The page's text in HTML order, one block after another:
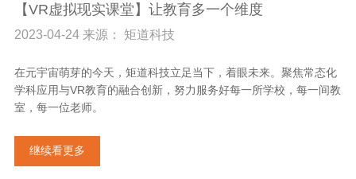
【VR虚拟现实课堂】让教育多一个维度
2023-04-24 来源： 矩道科技
在元宇宙萌芽的今天，矩道科技立足当下，着眼未来。聚焦常态化
学科应用与VR教育的融合创新，努力服务好每一所学校，每一间教
室，每一位老师。
继续看更多